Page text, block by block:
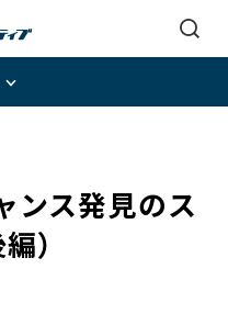
ンス発見のス
）